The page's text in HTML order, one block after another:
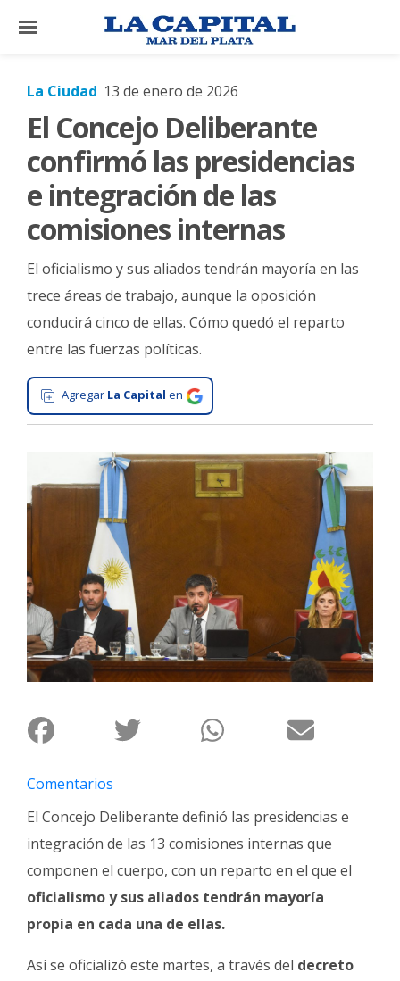
×
El
Mundo
La
Cultura
Tecnología
Gastronomía
Salud
Interés
Ciudad
Arte
y
Espectáculos
Policiales
Cartelera
de
Familia
Clasificados
Fúnebres
La Ciudad 13 de enero de 2026
El Concejo Deliberante
confirmó las presidencias
e integración de las
comisiones internas
El oficialismo y sus aliados tendrán mayoría en las
trece áreas de trabajo, aunque la oposición
conducirá cinco de ellas. Cómo quedó el reparto
entre las fuerzas políticas.
Agregar La Capital en
Comentarios
El Concejo Deliberante definió las presidencias e
integración de las 13 comisiones internas que
componen el cuerpo, con un reparto en el que el
oficialismo y sus aliados tendrán mayoría
propia en cada una de ellas.
Así se oficializó este martes, a través del decreto